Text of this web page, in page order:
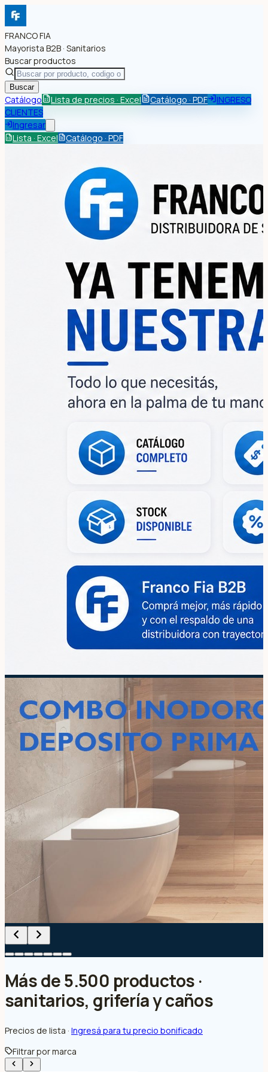
FRANCO FIA
Mayorista B2B · Sanitarios
Buscar productos
Buscar
Catálogo Lista de precios · Excel Catálogo · PDF
INGRESO
CLIENTES
Ingresar
Lista · Excel
Catálogo · PDF
Más de 5.500 productos ·
sanitarios, grifería y caños
Precios de lista · Ingresá para tu precio bonificado
Filtrar por marca